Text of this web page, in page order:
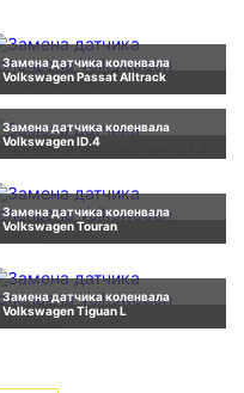
Замена датчика коленвала
Volkswagen Passat Alltrack
Замена датчика коленвала
Volkswagen ID.4
Замена датчика коленвала
Volkswagen Touran
Замена датчика коленвала
Volkswagen Tiguan L